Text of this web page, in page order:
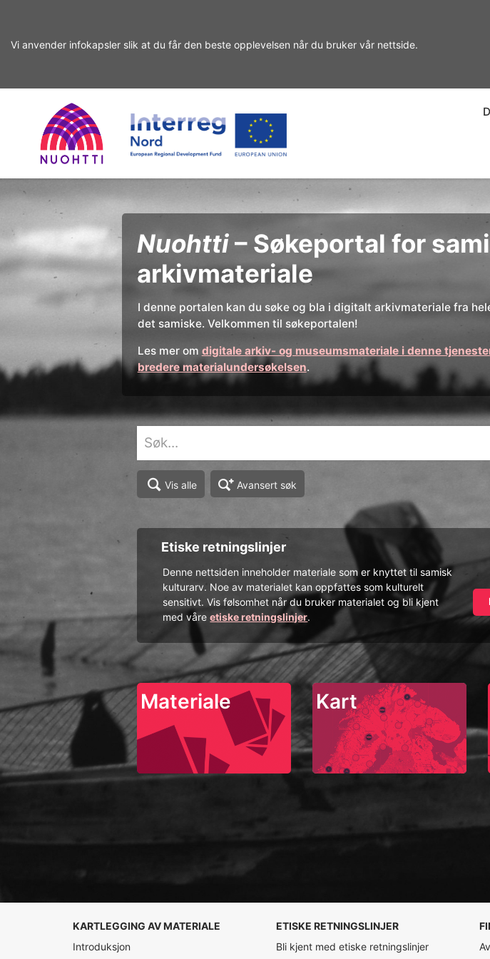
Vi anvender infokapsler slik at du får den beste opplevelsen når du bruker vår nettside.
søket
innhold
Home Interreg
Nord
Søk
Nuohtti– Søkeportal for
arkivmateriale
I denne portalen kan du søke og bla i digitalt arkivmateriale fra
det samiske. Velkommen til søkeportalen!
Les mer om digitale arkiv- og museumsmateriale i denne
bredere materialundersøkelsen.
Vis alle Avansert søk
Etiske retningslinjer
Denne nettsiden inneholder materiale som er knyttet til samisk
kulturarv. Noe av materialet kan oppfattes som kulturelt
sensitivt. Vis følsomhet når du bruker materialet og bli kjent
med våreetiske retningslinjer.
Materiale Kart
KARTLEGGING AV MATERIALE
Introduksjon
ETISKE RETNINGSLINJER
Bli kjent med etiske retningslinjer